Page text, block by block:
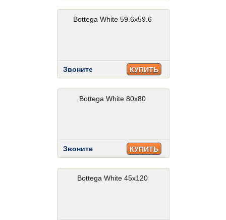
Bottega White 59.6x59.6
Звоните КУПИТЬ
Bottega White 80x80
Звоните КУПИТЬ
Bottega White 45x120